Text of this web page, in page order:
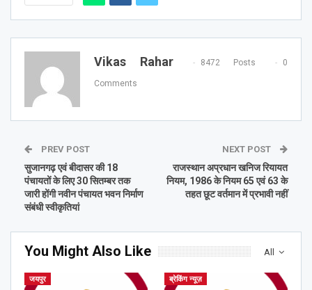
Vikas Rahar 8472 Posts 0
Comments
PREV POST
सुजानगढ़ एवं बीदासर की 18
पंचायतों के लिए 30 सितम्बर तक
जारी होंगी नवीन पंचायत भवन निर्माण
संबंधी स्वीकृतियां
NEXT POST
राजस्थान अप्रधान खनिज रियायत
नियम, 1986 के नियम 65 एवं 63 के
तहत छूट वर्तमान में प्रभावी नहीं
All
You Might Also Like
जयपुर ब्रेकिंग न्यूज़